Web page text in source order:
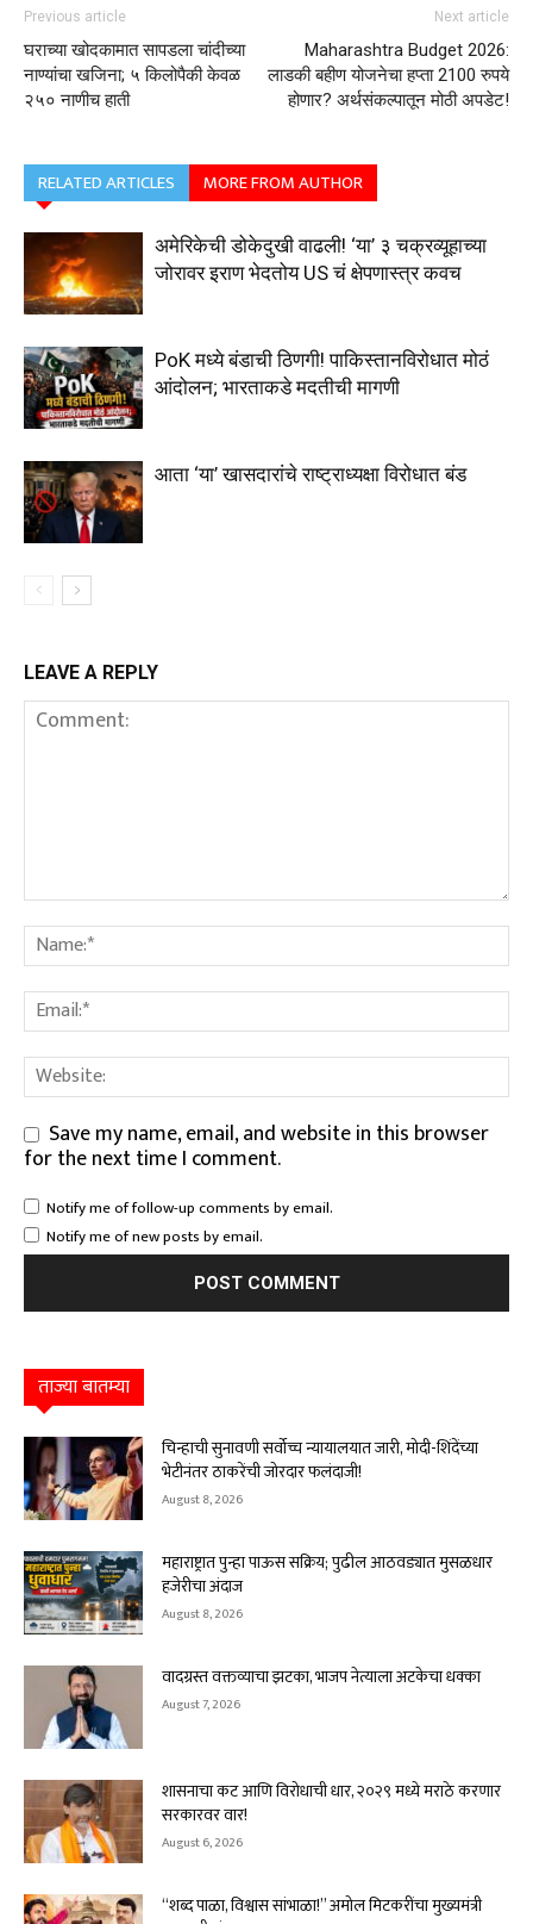
Previous article
घराच्या खोदकामात सापडला चांदीच्या
नाण्यांचा खजिना; ५ किलोपैकी केवळ
२५० नाणीच हाती
Next article
Maharashtra Budget 2026:
लाडकी बहीण योजनेचा हप्ता 2100 रुपये
होणार? अर्थसंकल्पातून मोठी अपडेट!
RELATED ARTICLES MORE FROM AUTHOR
अमेरिकेची डोकेदुखी वाढली! ‘या’ ३ चक्रव्यूहाच्या
जोरावर इराण भेदतोय US चं क्षेपणास्त्र कवच
PoK मध्ये बंडाची ठिणगी! पाकिस्तानविरोधात मोठं
आंदोलन; भारताकडे मदतीची मागणी
आता ‘या’ खासदारांचे राष्ट्राध्यक्षा विरोधात बंड
LEAVE A REPLY
Save my name, email, and website in this browser
for the next time I comment.
Notify me of follow-up comments by email.
Notify me of new posts by email.
ताज्या बातम्या
चिन्हाची सुनावणी सर्वोच्च न्यायालयात जारी, मोदी-शिंदेंच्या
भेटीनंतर ठाकरेंची जोरदार फलंदाजी!
August 8, 2026
महाराष्ट्रात पुन्हा पाऊस सक्रिय; पुढील आठवड्यात मुसळधार
हजेरीचा अंदाज
August 8, 2026
वादग्रस्त वक्तव्याचा झटका, भाजप नेत्याला अटकेचा धक्का
August 7, 2026
शासनाचा कट आणि विरोधाची धार, २०२९ मध्ये मराठे करणार
सरकारवर वार!
August 6, 2026
“शब्द पाळा, विश्वास सांभाळा!” अमोल मिटकरींचा मुख्यमंत्री